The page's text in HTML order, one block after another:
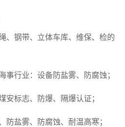
、钢带、立体车库、维保、检的
事行业：设备防盐雾、防腐蚀；
安标志、防爆、隔爆认证；
防盐雾、防腐蚀、耐温高寒；